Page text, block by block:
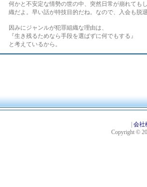
何かと不安定な情勢の世の中、突然日常が崩れても
織だよ。早い話が特技目的だね。なので、入会も脱
因みにジャンルが犯罪組織な理由は、
『生き残るためなら手段を選ばずに何でもする』
と考えているから。
会社
Copyright ©